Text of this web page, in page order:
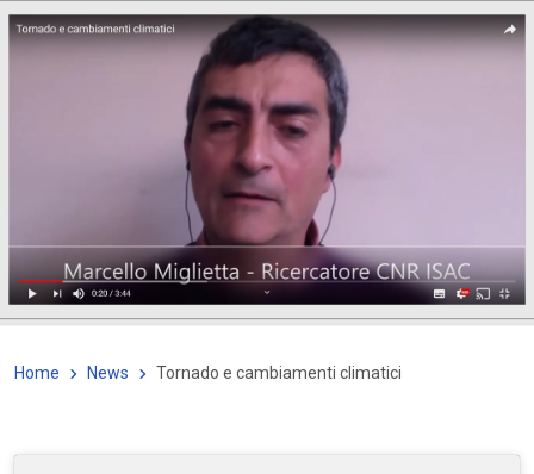
Home News Tornado e cambiamenti climatici